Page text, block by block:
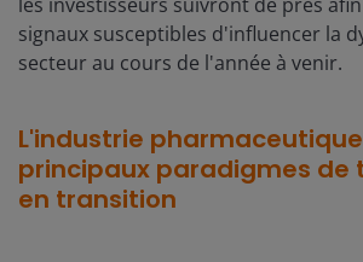
signaux susceptibles d'influencer la
secteur au cours de l'année à venir.
L'industrie pharmaceutique
principaux paradigmes
en transition